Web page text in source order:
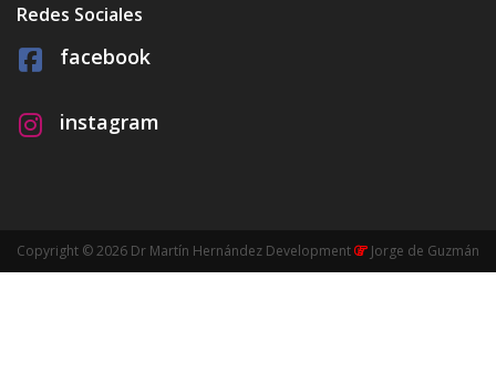
Redes Sociales
facebook
instagram
Copyright © 2026 Dr Martín Hernández Development Jorge de Guzmán